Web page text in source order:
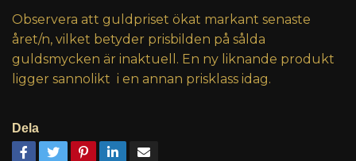
Observera att guldpriset ökat markant senaste
året/n, vilket betyder prisbilden på sålda
guldsmycken är inaktuell. En ny liknande produkt
ligger sannolikt i en annan prisklass idag.
Dela